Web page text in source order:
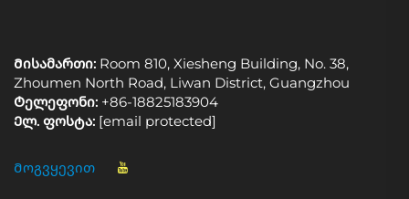
Მისამართი: Room 810, Xiesheng Building, No. 38,
Zhoumen North Road, Liwan District, Guangzhou
Ტელეფონი: +86-18825183904
Ელ. ფოსტა: [email protected]
Მოგვყევით